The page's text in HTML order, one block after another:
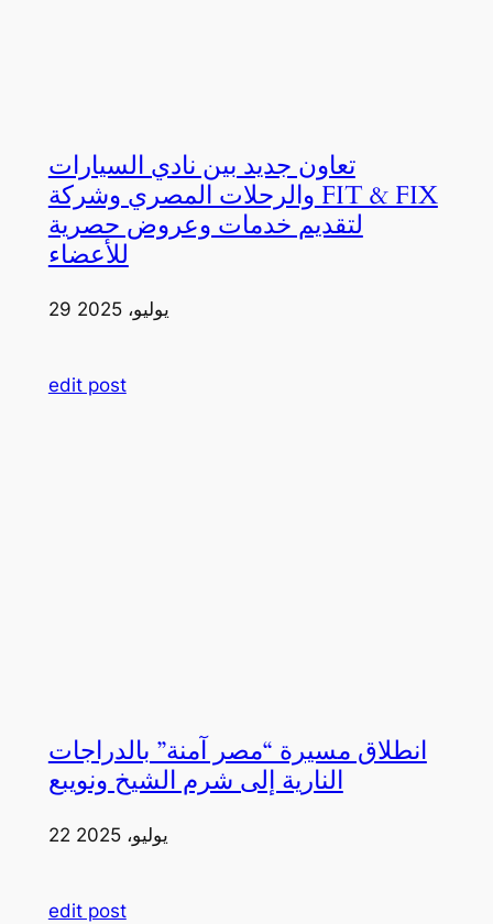
تعاون جديد بين نادي السيارات
والرحلات المصري وشركة FIT & FIX
لتقديم خدمات وعروض حصرية
للأعضاء
29 يوليو، 2025
edit post
انطلاق مسيرة “مصر آمنة” بالدراجات
النارية إلى شرم الشيخ ونويبع
22 يوليو، 2025
edit post